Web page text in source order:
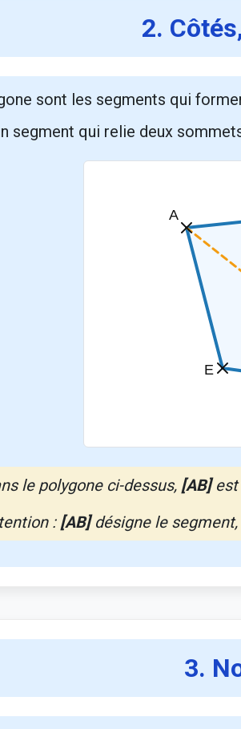
2.
sont les segments qui
segment qui relie deux
le polygone ci-dessus, [AB]est
: [AB]désigne le
3.